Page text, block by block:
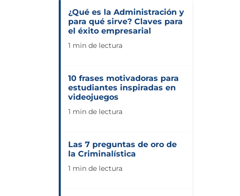
¿Qué es la Administración y
para qué sirve? Claves para
el éxito empresarial
1 min de lectura
10 frases motivadoras para
estudiantes inspiradas en
videojuegos
1 min de lectura
Las 7 preguntas de oro de
la Criminalística
1 min de lectura